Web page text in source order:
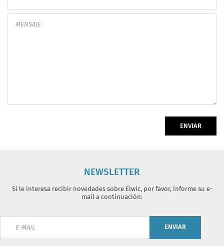
ENVIAR
NEWSLETTER
Si le interesa recibir novedades sobre Elwic, por favor, informe su e-
mail a continuación:
ENVIAR